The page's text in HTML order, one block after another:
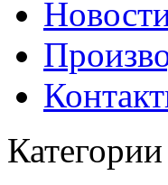
Категории